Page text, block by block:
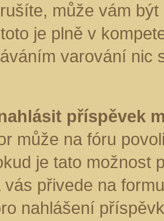
může vám
je plně v
varování nic
příspěvek
může na fóru
je tato možnost
vás přivede na
nahlášení